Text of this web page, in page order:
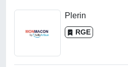
Plerin
RGE